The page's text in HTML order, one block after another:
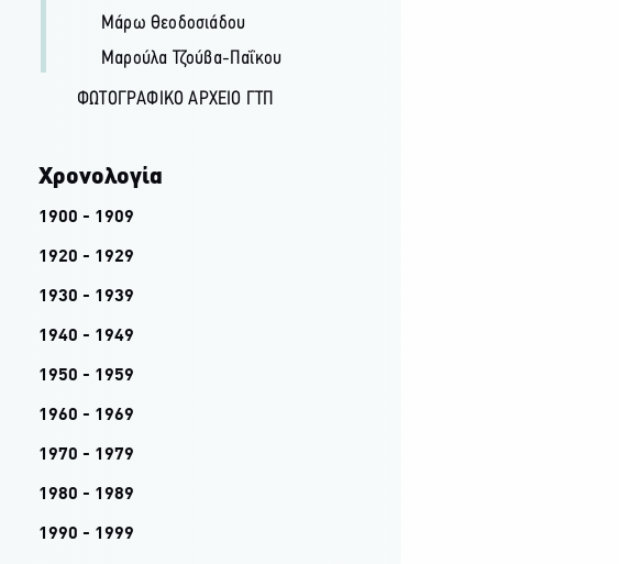
Μάρω Θεοδοσιάδου
Μαρούλα Τζούβα-Παΐκου
ΦΩΤΟΓΡΑΦΙΚΌ ΑΡΧΕΊΟ ΓΤΠ
Χρονολογία
1900 - 1909
1920 - 1929
1930 - 1939
1940 - 1949
1950 - 1959
1960 - 1969
1970 - 1979
1980 - 1989
1990 - 1999